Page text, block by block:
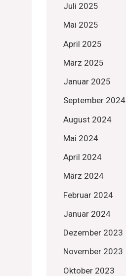
Juli 2025
Mai 2025
April 2025
März 2025
Januar 2025
September 2024
August 2024
Mai 2024
April 2024
März 2024
Februar 2024
Januar 2024
Dezember 2023
November 2023
Oktober 2023